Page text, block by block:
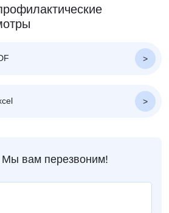
Мы вам перезвоним!